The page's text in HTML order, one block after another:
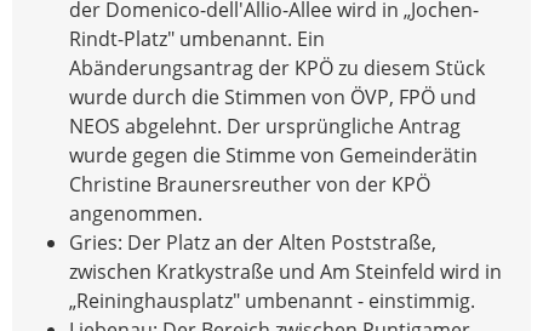
der Domenico-dell'Allio-Allee wird in „Jochen-
Rindt-Platz" umbenannt. Ein
Abänderungsantrag der KPÖ zu diesem Stück
wurde durch die Stimmen von ÖVP, FPÖ und
NEOS abgelehnt. Der ursprüngliche Antrag
wurde gegen die Stimme von Gemeinderätin
Christine Braunersreuther von der KPÖ
angenommen.
Gries: Der Platz an der Alten Poststraße,
zwischen Kratkystraße und Am Steinfeld wird in
„Reininghausplatz" umbenannt - einstimmig.